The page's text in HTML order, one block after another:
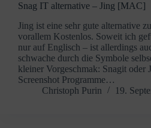
Snag IT alternative – Jing [MAC]
Jing ist eine sehr gute alternative
vorallem Kostenlos. Soweit ich
nur auf Englisch – ist allerdings
schwache durch die Symbole
kleiner Vorgeschmak: Snagit oder
Screenshot Programme…
Christoph Purin
19.